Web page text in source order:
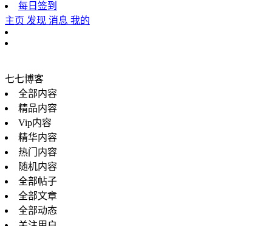
每日签到
主页 发现 消息 我的
七七博客
全部内容
精品内容
Vip内容
精华内容
热门内容
随机内容
全部帖子
全部文章
全部动态